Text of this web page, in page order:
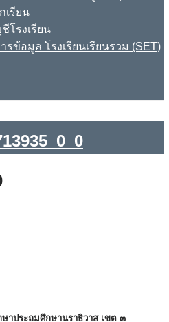
เรียน
โรงเรียน
รข้อมูล โรงเรียนเรียนรวม (SET)
าประถมศึกษานราธิวาส เขต ๓